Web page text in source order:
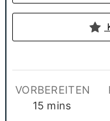
VORBEREITEN
15 minutes
mins